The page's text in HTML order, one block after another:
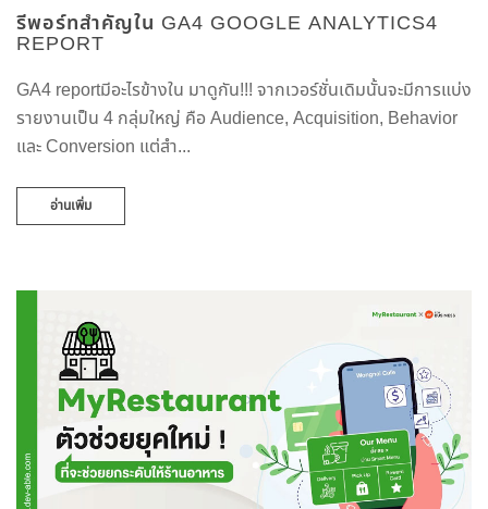
รีพอร์ทสำคัญใน GA4 GOOGLE ANALYTICS4
REPORT
GA4 reportมีอะไรข้างใน มาดูกัน!!! จากเวอร์ชั่นเดิมนั้นจะมีการแบ่ง
รายงานเป็น 4 กลุ่มใหญ่ คือ Audience, Acquisition, Behavior
และ Conversion แต่สำ...
อ่านเพิ่ม